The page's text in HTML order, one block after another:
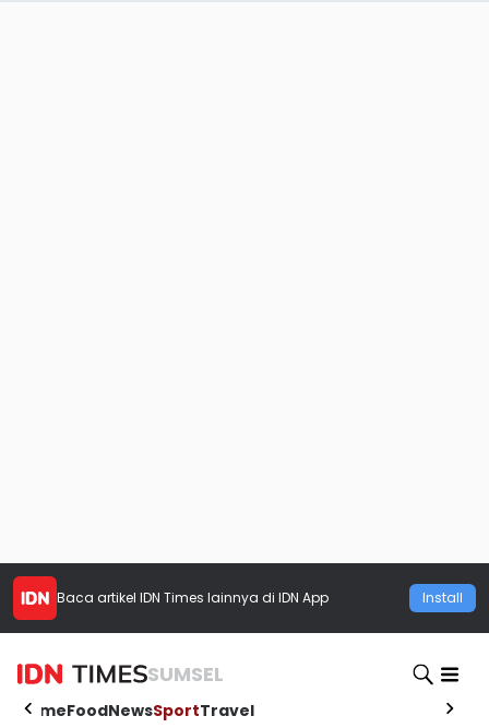
Baca artikel IDN Times lainnya di IDN App Install
SUMSEL
HomeFoodNewsSportTravel